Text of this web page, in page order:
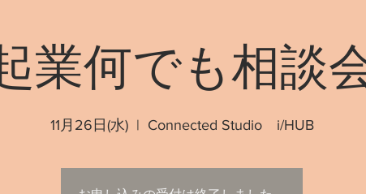
業何でも相談
11月26日(水)
  |
Connected Studio i/HUB